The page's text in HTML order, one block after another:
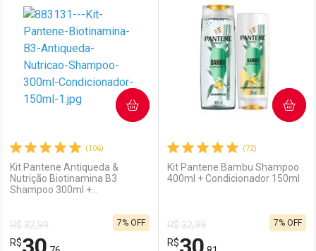
(106)
Kit Pantene Antiqueda &
Nutrição Biotinamina B3
Shampoo 300ml +
R$ 32,99
R$
7% OFF
COMPRAR
(72)
Kit Pantene Bambu Shampoo
400ml + Condicionador 150ml
R$ 32,99
R$
7% OFF
COMPRAR